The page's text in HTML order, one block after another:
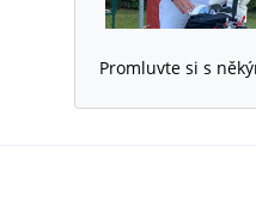
Promluvte si s